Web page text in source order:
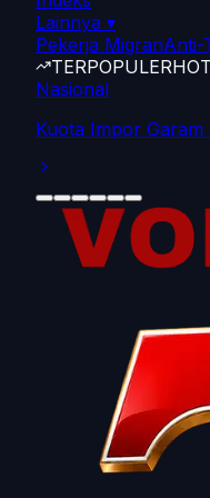
Lainnya ▾
Pekerja MigranAnti-
TERPOPULERHOT
Nasional
Kuota Impor